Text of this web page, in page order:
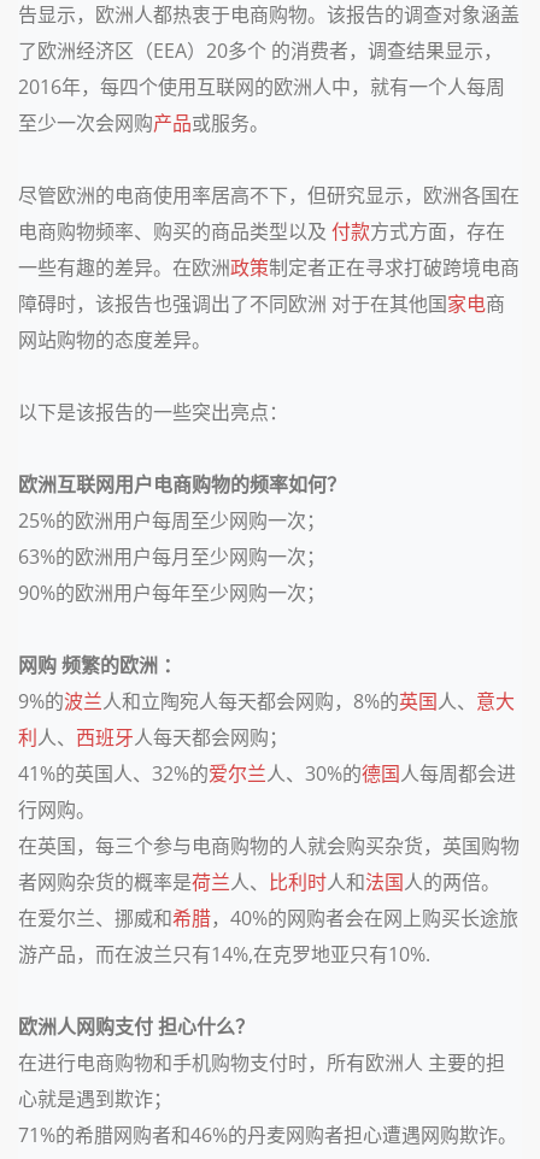
告显示，欧洲人都热衷于电商购物。该报告的调查对象涵盖
了欧洲经济区（EEA）20多个 的消费者，调查结果显示，
2016年，每四个使用互联网的欧洲人中，就有一个人每周
至少一次会网购产品或服务。
尽管欧洲的电商使用率居高不下，但研究显示，欧洲各国在
电商购物频率、购买的商品类型以及 付款方式方面，存在
一些有趣的差异。在欧洲政策制定者正在寻求打破跨境电商
障碍时，该报告也强调出了不同欧洲 对于在其他国家电商
网站购物的态度差异。
以下是该报告的一些突出亮点：
欧洲互联网用户电商购物的频率如何？
25%的欧洲用户每周至少网购一次；
63%的欧洲用户每月至少网购一次；
90%的欧洲用户每年至少网购一次；
网购 频繁的欧洲 ：
9%的波兰人和立陶宛人每天都会网购，8%的英国人、 意大
利人、 西班牙人每天都会网购；
41%的英国人、32%的爱尔兰人、30%的德国人每周都会进
行网购。
在英国，每三个参与电商购物的人就会购买杂货，英国购物
者网购杂货的概率是荷兰人、 比利时人和法国人的两倍。
在爱尔兰、挪威和希腊，40%的网购者会在网上购买长途旅
游产品，而在波兰只有14%,在克罗地亚只有10%.
欧洲人网购支付 担心什么？
在进行电商购物和手机购物支付时，所有欧洲人 主要的担
心就是遇到欺诈；
71%的希腊网购者和46%的丹麦网购者担心遭遇网购欺诈。